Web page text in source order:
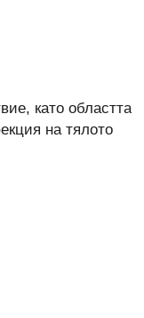
като областта
на тялото